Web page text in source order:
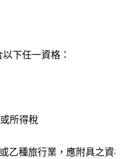
下任一資格：
所得稅
乙種旅行業，應附具之資格